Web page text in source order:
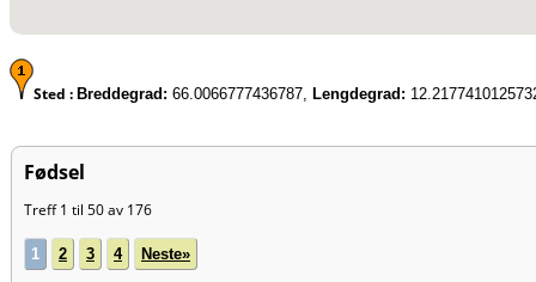
Sted : Breddegrad: 66.0066777436787, Lengdegrad:
Fødsel
Treff 1 til 50 av 176
1 2 3 4 Neste»